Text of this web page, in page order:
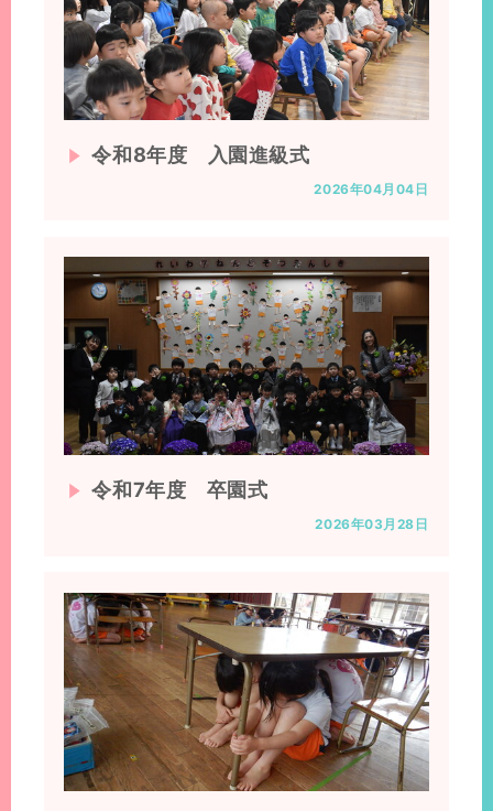
令和8年度 入園進級式
2026年04月04日
令和7年度 卒園式
2026年03月28日